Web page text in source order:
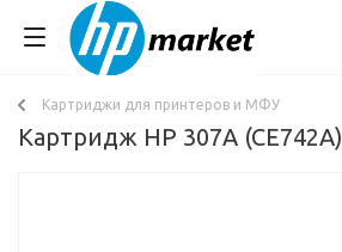
Картриджи для принтеров и МФУ
Картридж HP 307A (CE742A)